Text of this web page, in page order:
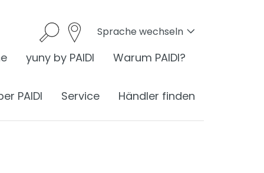
Sprache wechseln
yuny by PAIDI Warum PAIDI?
PAIDI Service Händler finden